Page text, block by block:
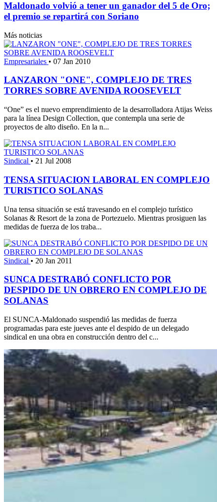
Maldonado volvió a tener un ganador del 5 de Oro;
el premio se repartirá con Soriano
Más noticias
Empresariales • 07 Jan 2010
LANZARON "ONE", COMPLEJO DE TRES
TORRES SOBRE AVENIDA ROOSEVELT
“One” es el nuevo emprendimiento de la desarrolladora Atijas Weiss
para la línea Design Collection, que contempla una serie de
proyectos de alto diseño. En la n...
Sindical • 21 Jul 2008
TENSA SITUACION LABORAL EN COMPLEJO
TURISTICO SOLANAS
Una tensa situación se está travesando en el complejo turístico
Solanas & Resort de la zona de Portezuelo. Mientras prosiguen las
medidas de fuerza de los traba...
Sindical • 20 Jan 2011
SUNCA DESTRABÓ CONFLICTO POR
DESPIDO DE UN OBRERO EN COMPLEJO DE
SOLANAS
El SUNCA-Maldonado suspendió las medidas de fuerza
programadas para este jueves ante el despido de un delegado
sindical en una obra en construcción dentro del c...